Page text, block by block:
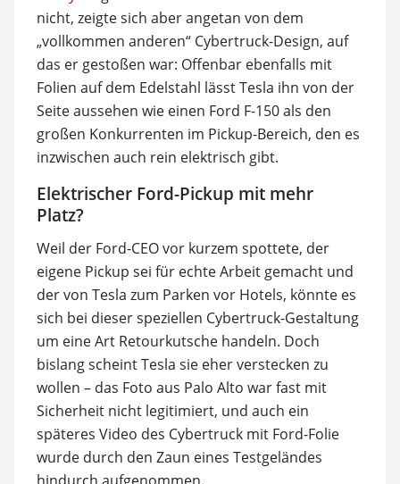
nicht, zeigte sich aber angetan von dem
„vollkommen anderen“ Cybertruck-Design, auf
das er gestoßen war: Offenbar ebenfalls mit
Folien auf dem Edelstahl lässt Tesla ihn von der
Seite aussehen wie einen Ford F-150 als den
großen Konkurrenten im Pickup-Bereich, den es
inzwischen auch rein elektrisch gibt.
Elektrischer Ford-Pickup mit mehr
Platz?
Weil der Ford-CEO vor kurzem spottete, der
eigene Pickup sei für echte Arbeit gemacht und
der von Tesla zum Parken vor Hotels, könnte es
sich bei dieser speziellen Cybertruck-Gestaltung
um eine Art Retourkutsche handeln. Doch
bislang scheint Tesla sie eher verstecken zu
wollen – das Foto aus Palo Alto war fast mit
Sicherheit nicht legitimiert, und auch ein
späteres Video des Cybertruck mit Ford-Folie
wurde durch den Zaun eines Testgeländes
hindurch aufgenommen.